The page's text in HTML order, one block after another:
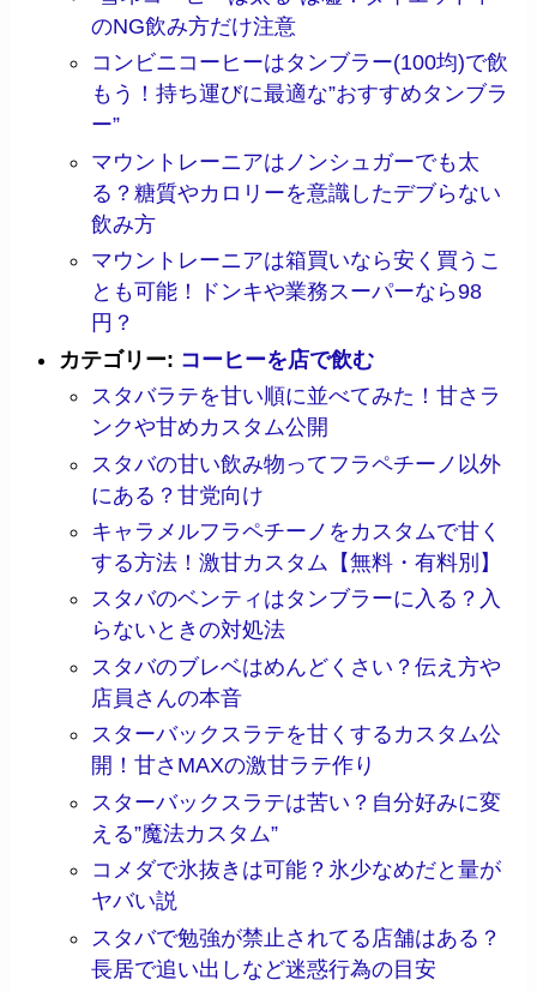
のNG飲み方だけ注意
コンビニコーヒーはタンブラー(100均)で飲
もう！持ち運びに最適な”おすすめタンブラ
ー”
マウントレーニアはノンシュガーでも太
る？糖質やカロリーを意識したデブらない
飲み方
マウントレーニアは箱買いなら安く買うこ
とも可能！ドンキや業務スーパーなら98
円？
カテゴリー: コーヒーを店で飲む
スタバラテを甘い順に並べてみた！甘さラ
ンクや甘めカスタム公開
スタバの甘い飲み物ってフラペチーノ以外
にある？甘党向け
キャラメルフラペチーノをカスタムで甘く
する方法！激甘カスタム【無料・有料別】
スタバのベンティはタンブラーに入る？入
らないときの対処法
スタバのブレベはめんどくさい？伝え方や
店員さんの本音
スターバックスラテを甘くするカスタム公
開！甘さMAXの激甘ラテ作り
スターバックスラテは苦い？自分好みに変
える”魔法カスタム”
コメダで氷抜きは可能？氷少なめだと量が
ヤバい説
スタバで勉強が禁止されてる店舗はある？
長居で追い出しなど迷惑行為の目安